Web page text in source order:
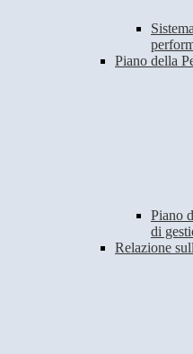
Piano della
Piano
di
Relazione